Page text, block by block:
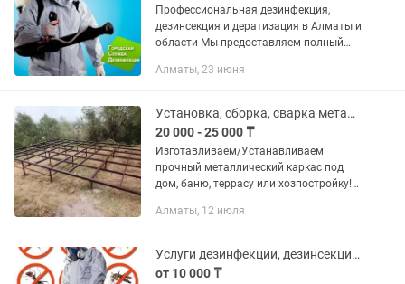
Профессиональная дезинфекция,
дезинсекция и дератизация в Алматы и
области Мы предоставляем полный
насекомых: клопов, тараканов, блох,
Алматы, 23 июня
Установка, сборка, сварка металлических конструкций
20 000 - 25 000 ₸
Изготавливаем/Устанавливаем
прочный металлический каркас под
дом, баню, террасу или хозпостройку!
сварной каркас из профильной трубы с
Алматы, 12 июля
Услуги дезинфекции, дезинсекции и дератизации.Соотношение качества и цены.
от 10 000 ₸